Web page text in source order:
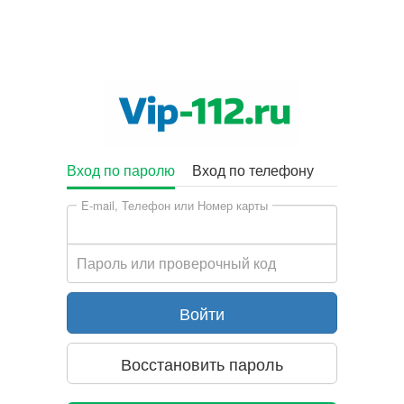
Вход по паролю Вход по телефону
E-mail, Телефон или Номер карты
Пароль или проверочный код
Восстановить пароль